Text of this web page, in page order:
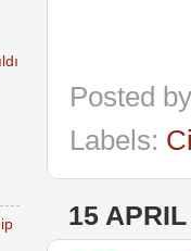
Posted
Labels:
15